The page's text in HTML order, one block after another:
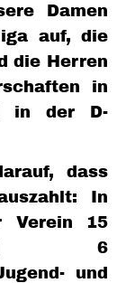
Damen
auf, die
die Herren
in
in der D-
dass
In
Verein 15
und 6
und